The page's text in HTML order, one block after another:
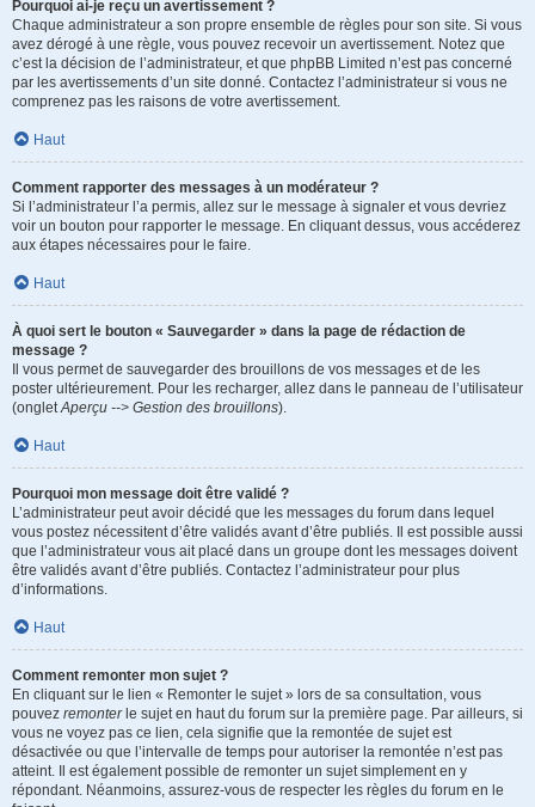
Pourquoi ai-je reçu un avertissement ?
Chaque administrateur a son propre ensemble de règles pour son site. Si vous
avez dérogé à une règle, vous pouvez recevoir un avertissement. Notez que
c’est la décision de l’administrateur, et que phpBB Limited n’est pas concerné
par les avertissements d’un site donné. Contactez l’administrateur si vous ne
comprenez pas les raisons de votre avertissement.
Haut
Comment rapporter des messages à un modérateur ?
Si l’administrateur l’a permis, allez sur le message à signaler et vous devriez
voir un bouton pour rapporter le message. En cliquant dessus, vous accéderez
aux étapes nécessaires pour le faire.
Haut
À quoi sert le bouton « Sauvegarder » dans la page de rédaction de
message ?
Il vous permet de sauvegarder des brouillons de vos messages et de les
poster ultérieurement. Pour les recharger, allez dans le panneau de l’utilisateur
(ongletAperçu --> Gestion des brouillons).
Haut
Pourquoi mon message doit être validé ?
L’administrateur peut avoir décidé que les messages du forum dans lequel
vous postez nécessitent d’être validés avant d’être publiés. Il est possible aussi
que l’administrateur vous ait placé dans un groupe dont les messages doivent
être validés avant d’être publiés. Contactez l’administrateur pour plus
d’informations.
Haut
Comment remonter mon sujet ?
En cliquant sur le lien « Remonter le sujet » lors de sa consultation, vous
pouvez remonterle sujet en haut du forum sur la première page. Par ailleurs, si
vous ne voyez pas ce lien, cela signifie que la remontée de sujet est
désactivée ou que l’intervalle de temps pour autoriser la remontée n’est pas
atteint. Il est également possible de remonter un sujet simplement en y
répondant. Néanmoins, assurez-vous de respecter les règles du forum en le